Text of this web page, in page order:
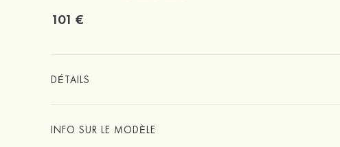
101 €
DÉTAILS
INFO SUR LE MODÈLE